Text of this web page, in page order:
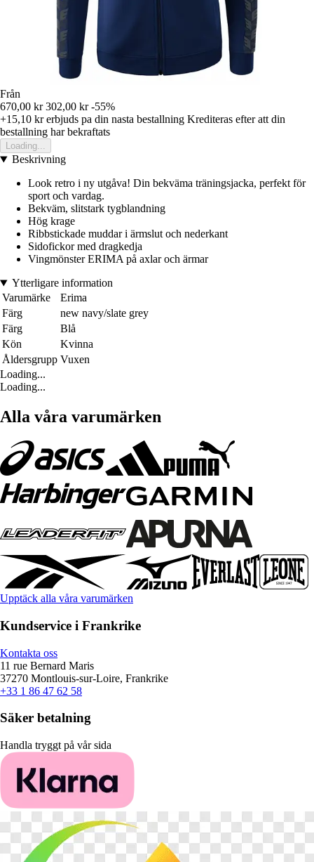
Från
670,00 kr 302,00 kr -55%
+15,10 krerbjuds pa din nasta bestallning Krediteras efter att din
bestallning har bekraftats
Loading...
Beskrivning
Look retro i ny utgåva! Din bekväma träningsjacka, perfekt för
sport och vardag.
Bekväm, slitstark tygblandning
Hög krage
Ribbstickade muddar i ärmslut och nederkant
Sidofickor med dragkedja
Vingmönster ERIMA på axlar och ärmar
Ytterligare information
Varumärke
Erima
Färg
new navy/slate grey
Färg
Blå
Kön
Kvinna
Åldersgrupp Vuxen
Loading...
Loading...
Alla våra varumärken
Upptäck alla våra varumärken
Kundservice i Frankrike
Kontakta oss
11 rue Bernard Maris
37270 Montlouis-sur-Loire, Frankrike
+33 1 86 47 62 58
Säker betalning
Handla tryggt på vår sida